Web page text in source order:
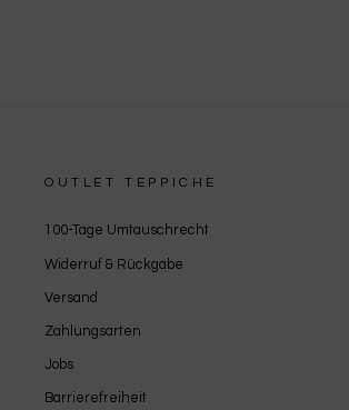
OUTLET TEPPICHE
100-Tage Umtauschrecht
Widerruf & Rückgabe
Versand
Zahlungsarten
Jobs
Barrierefreiheit